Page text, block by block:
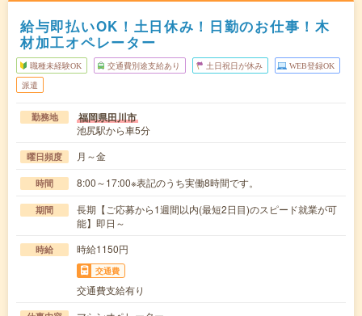
給与即払いOK！土日休み！日勤のお仕事！木
材加工オペレーター
職種未経験OK 交通費別途支給あり 土日祝日が休み WEB登録OK
派遣
勤務地 福岡県田川市
池尻駅から車5分
曜日頻度 月～金
時間 8:00～17:00※表記のうち実働8時間です。
期間
長期【ご応募から1週間以内(最短2日目)のスピード就業が可
能】即日～
時給 時給1150円
交通費
交通費支給有り